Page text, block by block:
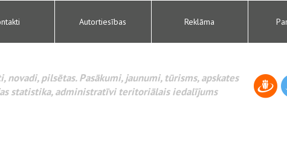
Autortiesības Reklāma
novadi, pilsētas. Pasākumi, jaunumi, tūrisms, apskates
statistika, administratīvi teritoriālais iedalījums